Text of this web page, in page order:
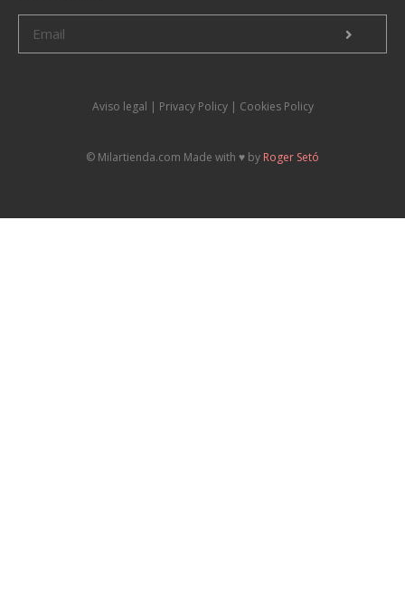
Aviso legal | Privacy Policy | Cookies Policy
© Milartienda.com Made with ♥️ by Roger Setó